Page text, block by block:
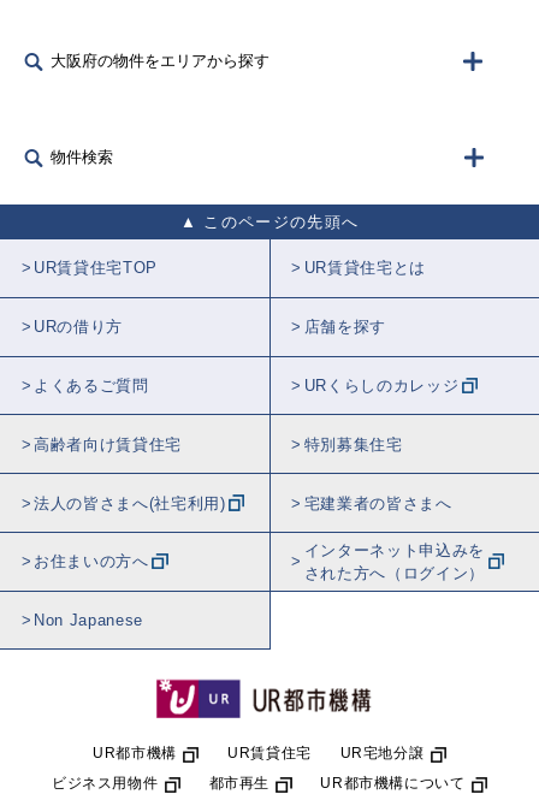
大阪府の物件をエリアから探す
物件検索
このページの先頭へ
UR賃貸住宅TOP UR賃貸住宅とは
URの借り方 店舗を探す
よくあるご質問 URくらしのカレッジ
高齢者向け賃貸住宅 特別募集住宅
法人の皆さまへ(社宅利用) 宅建業者の皆さまへ
お住まいの方へ
インターネット申込みを
された方へ（ログイン）
Non Japanese
UR都市機構 UR賃貸住宅
UR宅地分譲
ビジネス用物件
都市再生 UR都市機構について